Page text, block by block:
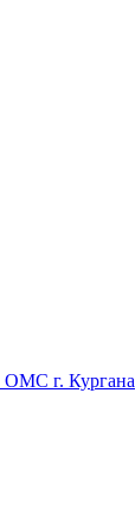
ОМС г. Кургана